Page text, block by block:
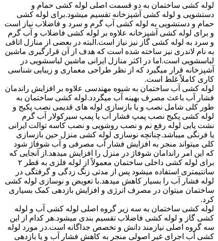
لوله کشی ساختمان به دو قسمت اصلی لوله کشی حمام و
دستشویی و لوله کشی آشپزخانه تقسیم میشود.برای لوله کشی
حمام و دستشویی به لوله کشی آب گرم و سرد و فاضلاب نیاز است
و برای لوله کشی آشپزخانه علاوه بر لوله کشی فاضلاب و آب گرم
و سرد به لوله کشی گاز نیز نیاز است.البته در بعضی از منازل اتاقی
به نام لاندری نیز ساخته شده است که هدف از آن قرارگیری ماشین
لباسشویی است.اما در اکثر منازل ایرانی ماشین لباسشویی در
آشپزخانه قرار میگیرد که از نظر طراحی معماری و زیبایی شناسی
کاری کاملاً غلط است.
لوله کشی آب ساختمان به شیوه مهندسی علاوه بر افزایش راندمان
فشار آب باعث مصرف بهینه آب میگردد.لوله کشی ساختمان به
طور کلی شامل نصب و یا بازسازی لوله های قدیمی نصب پکیج و
لوله کشی پکیج نصب پمپ فشار آب یا پمپ سیرکولار آب گرم
نشت یابی لوله رفع نم و نصب روشویی و نصب کاسه توالت ایرانی
یا فرنگی میباشد.چنانچه نوسازی لوله کشی منزل حین بازسازی
کلی میتواند منجر به افزایش فشار آب مصرفی و آب شوفاژ شود
که این امر راندامان شوفاژ در منزل را افزایش میدهد.از آنجایی که
برای لوله کشی داخلی ساختمان معمولاً از لوله فلزی به قطر ۲
سانتیمتری استفاده میشود پس از مدتی زنگ زدگی و گرفتگی در
لوله فشار آب را بسیار کاهش میدهد.با تعویض و نوسازی لوله کشی
ساختمان میتوان در مصرف انرژی و افزایش بازدهی کمک بسیاری
کرد.
لوله کشی ساختمان به سه زیر گروه اصلی لوله کشی آب و لوله
کشی گاز و لوله کشی فاضلاب تقسیم بندی میشود.هر کدام از این
سه گروه اصلی نیازمند دانش و تخصص جداگانه است.در مورد لوله
کشی آب اجرای غیر اصولی منجر به کاهش فشار آب و یا بازدهی